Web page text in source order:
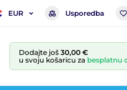
EUR Usporedba
Dodajte još 30,00 €
u svoju košaricu za besplatnu